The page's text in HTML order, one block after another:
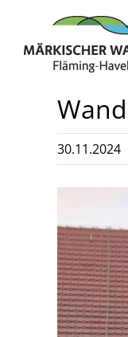
springen
30.11.2024
grösseres
Bild